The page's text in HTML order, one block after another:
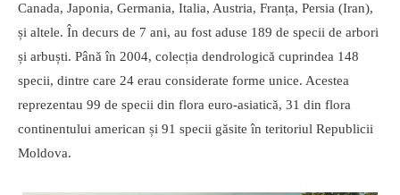
Canada, Japonia, Germania, Italia, Austria, Franța, Persia (Iran),
și altele. În decurs de 7 ani, au fost aduse 189 de specii de arbori
și arbuști. Până în 2004, colecția dendrologică cuprindea 148
specii, dintre care 24 erau considerate forme unice. Acestea
reprezentau 99 de specii din flora euro-asiatică, 31 din flora
continentului american și 91 specii găsite în teritoriul Republicii
Moldova.